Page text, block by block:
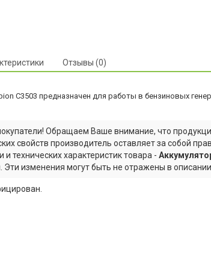
Отзывы (0)
C3503 предназначен для работы в бензиновых
Обращаем Ваше внимание, что
свойств производитель оставляет за собой
и технических характеристик товара -
Эти изменения могут быть не отражены в описании.